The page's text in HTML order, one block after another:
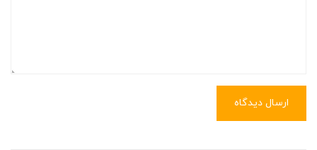
ارسال دیدگاه